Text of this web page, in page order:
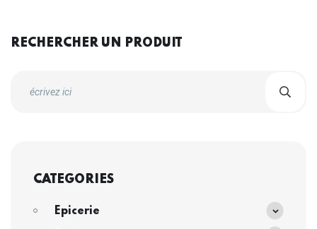
RECHERCHER UN PRODUIT
CATEGORIES
Epicerie